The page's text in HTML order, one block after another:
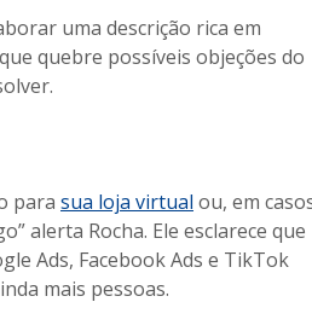
uma descrição rica em
quebre possíveis objeções do
para sua loja virtual ou, em
alerta Rocha. Ele esclarece que
Ads, Facebook Ads e TikTok
mais pessoas.